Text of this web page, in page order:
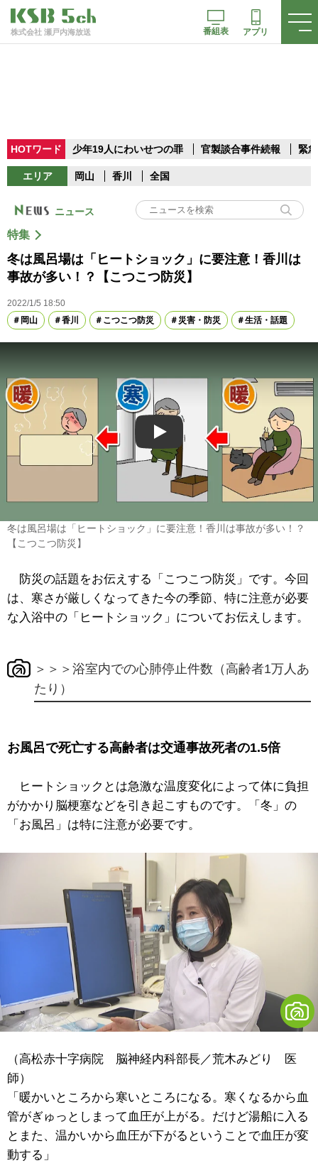
株式会社 瀬戸内海放送 番組表 アプリ
HOTワード 少年19人にわいせつの罪 官製談合事件続報 緊
エリア 岡山 香川 全国
ニュース
特集
冬は風呂場は「ヒートショック」に要注意！香川は
事故が多い！？【こつこつ防災】
2022/1/5 18:50
岡山
香川 こつこつ防災 災害・防災 生活・話題
Play
冬は風呂場は「ヒートショック」に要注意！香川は事故が多い！？
【こつこつ防災】
防災の話題をお伝えする「こつこつ防災」です。今回
は、寒さが厳しくなってきた今の季節、特に注意が必要
な入浴中の「ヒートショック」についてお伝えします。
＞＞＞浴室内での心肺停止件数（高齢者1万人あ
たり）
お風呂で死亡する高齢者は交通事故死者の1.5倍
ヒートショックとは急激な温度変化によって体に負担
がかかり脳梗塞などを引き起こすものです。「冬」の
「お風呂」は特に注意が必要です。
（高松赤十字病院 脳神経内科部長／荒木みどり 医
師）
「暖かいところから寒いところになる。寒くなるから血
管がぎゅっとしまって血圧が上がる。だけど湯船に入る
とまた、温かいから血圧が下がるということで血圧が変
動する」